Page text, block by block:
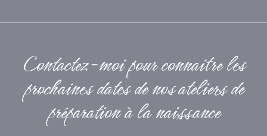
Contactez-moi pour connaitre les
prochaines dates de nos ateliers de
préparation à la naissance